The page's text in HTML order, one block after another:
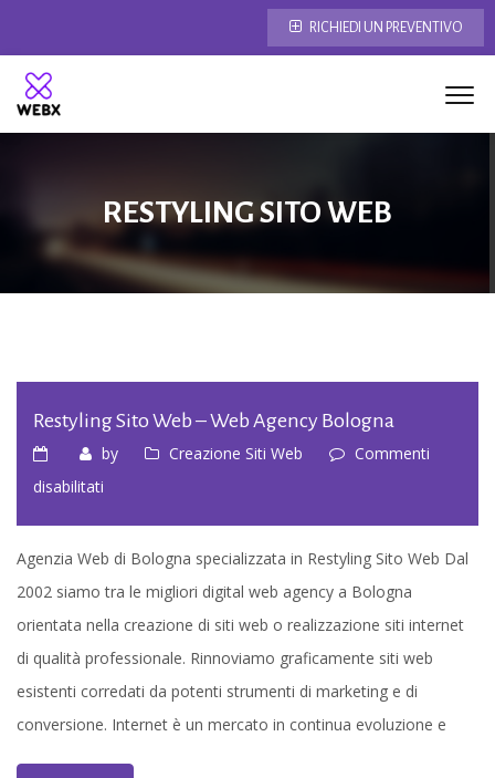
RICHIEDI UN PREVENTIVO
RESTYLING SITO WEB
Restyling Sito Web – Web Agency Bologna
by Creazione Siti Web
Commenti
disabilitati
Sito
Web
–
Web
agency
Bologna
Agenzia Web di Bologna specializzata in Restyling Sito Web Dal
2002 siamo tra le migliori digital web agency a Bologna
orientata nella creazione di siti web o realizzazione siti internet
di qualità professionale. Rinnoviamo graficamente siti web
esistenti corredati da potenti strumenti di marketing e di
conversione. Internet è un mercato in continua evoluzione e